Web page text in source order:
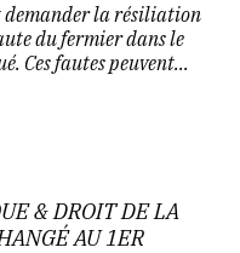
demander la résiliation
du fermier dans le
Ces fautes peuvent...
& DROIT DE LA
AU 1ER